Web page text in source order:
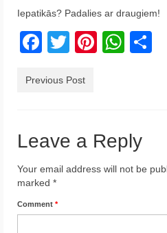
Francija
Austrija
Par Mums
Iepatikās? Padalies ar draugiem!
Facebook
Twitter
Previous Post
Leave a Reply
Your email address will not be
marked *
Comment *